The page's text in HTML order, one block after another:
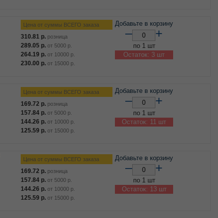
Цена от суммы ВСЕГО заказа
310.81 р. розница
289.05 р. от 5000 р.
264.19 р. от 10000 р.
230.00 р. от 15000 р.
Добавьте в корзину
– +
по 1 шт
Остаток: 3 шт
Цена от суммы ВСЕГО заказа
169.72 р. розница
157.84 р. от 5000 р.
144.26 р. от 10000 р.
125.59 р. от 15000 р.
Добавьте в корзину
– +
по 1 шт
Остаток: 11 шт
Цена от суммы ВСЕГО заказа
169.72 р. розница
157.84 р. от 5000 р.
144.26 р. от 10000 р.
125.59 р. от 15000 р.
Добавьте в корзину
– +
по 1 шт
Остаток: 13 шт